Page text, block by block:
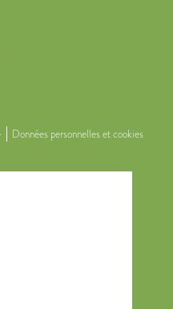
Données personnelles et cookies